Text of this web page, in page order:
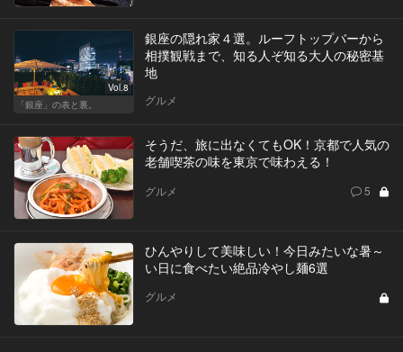
Vol.8
「銀座」の表と裏。
銀座の隠れ家４選。ルーフトップバーから
相撲観戦まで、知る人ぞ知る大人の秘密基
地
グルメ
そうだ、旅に出なくてもOK！京都で人気の
老舗喫茶の味を東京で味わえる！
グルメ 5
ひんやりして美味しい！今日みたいな暑～
い日に食べたい絶品冷やし麺6選
グルメ